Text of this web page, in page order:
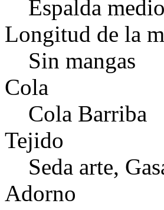
Espalda
Longitud de la
Sin mangas
Cola
Cola Barriba
Tejido
Seda arte,
Adorno